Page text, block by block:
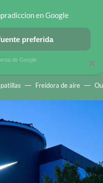
EN MÓVILES OFERTAS EN
Freidora de aire
×
en Google
preferida
de Google